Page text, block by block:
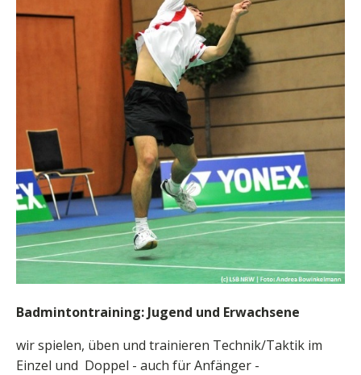
Badmintontraining: Jugend und Erwachsene
wir spielen, üben und trainieren Technik/Taktik im
Einzel und Doppel - auch für Anfänger -